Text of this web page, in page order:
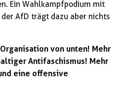
Ein Wahlkampfpodium mit
AfD trägt dazu aber nichts
von unten! Mehr
Antifaschismus! Mehr
eine offensive